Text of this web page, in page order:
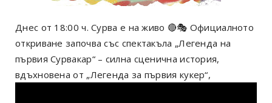
Днес от 18:00 ч. Сурва е на живо 🔴🎭 Официалното
откриване започва със спектакъла „Легенда на
първия Сурвакар“ – силна сценична история,
вдъхновена от „Легенда за първия кукер“,